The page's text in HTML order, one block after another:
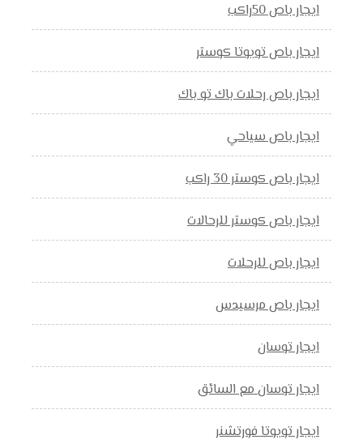
ايجار باص 50راكب
ايجار باص تويوتا كوستر
ايجار باص رحلات باك تو باك
ايجار باص سياحي
ايجار باص كوستر 30 راكب
ايجار باص كوستر للرحالات
ايجار باص للرحلات
ايجار باص مرسيدس
ايجار توسان
ايجار توسان مع السائق
ايجار تويوتا فورتشنر